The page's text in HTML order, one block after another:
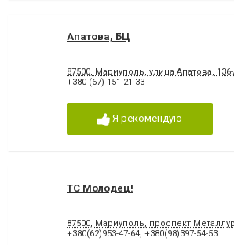
Апатова, БЦ
87500, Мариуполь, улица Апатова,
+380 (67) 151-21-33
Я рекомендую
ТС Молодец!
87500, Мариуполь, проспект
+380(62)953-47-64, +380(98)397-54-53